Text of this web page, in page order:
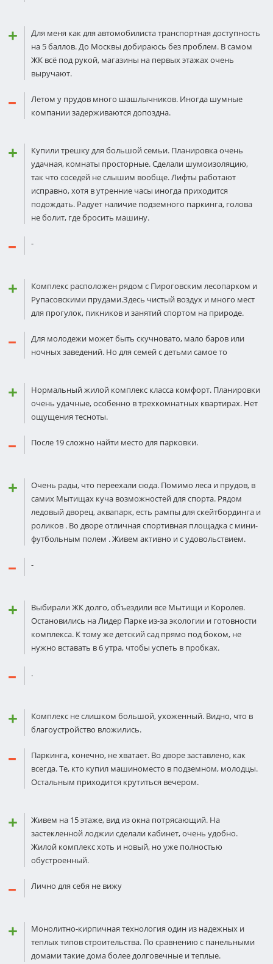
Для меня как для автомобилиста транспортная доступность
на 5 баллов. До Москвы добираюсь без проблем. В самом
ЖК всё под рукой, магазины на первых этажах очень
выручают.
Летом у прудов много шашлычников. Иногда шумные
компании задерживаются допоздна.
Купили трешку для большой семьи. Планировка очень
удачная, комнаты просторные. Сделали шумоизоляцию,
так что соседей не слышим вообще. Лифты работают
исправно, хотя в утренние часы иногда приходится
подождать. Радует наличие подземного паркинга, голова
не болит, где бросить машину.
-
Комплекс расположен рядом с Пироговским лесопарком и
Рупасовскими прудами.Здесь чистый воздух и много мест
для прогулок, пикников и занятий спортом на природе.
Для молодежи может быть скучновато, мало баров или
ночных заведений. Но для семей с детьми самое то
Нормальный жилой комплекс класса комфорт. Планировки
очень удачные, особенно в трехкомнатных квартирах. Нет
ощущения тесноты.
После 19 сложно найти место для парковки.
Очень рады, что переехали сюда. Помимо леса и прудов, в
самих Мытищах куча возможностей для спорта. Рядом
ледовый дворец, аквапарк, есть рампы для скейтбординга и
роликов . Во дворе отличная спортивная площадка с мини-
футбольным полем . Живем активно и с удовольствием.
-
Выбирали ЖК долго, объездили все Мытищи и Королев.
Остановились на Лидер Парке из-за экологии и готовности
комплекса. К тому же детский сад прямо под боком, не
нужно вставать в 6 утра, чтобы успеть в пробках.
.
Комплекс не слишком большой, ухоженный. Видно, что в
благоустройство вложились.
Паркинга, конечно, не хватает. Во дворе заставлено, как
всегда. Те, кто купил машиноместо в подземном, молодцы.
Остальным приходится крутиться вечером.
Живем на 15 этаже, вид из окна потрясающий. На
застекленной лоджии сделали кабинет, очень удобно.
Жилой комплекс хоть и новый, но уже полностью
обустроенный.
Лично для себя не вижу
Монолитно-кирпичная технология один из надежных и
теплых типов строительства. По сравнению с панельными
домами такие дома более долговечные и теплые.